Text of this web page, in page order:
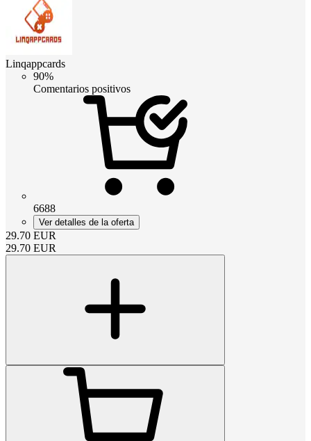
Linqappcards
90%
Comentarios positivos
6688
Ver detalles de la oferta
29.70 EUR
29.70 EUR